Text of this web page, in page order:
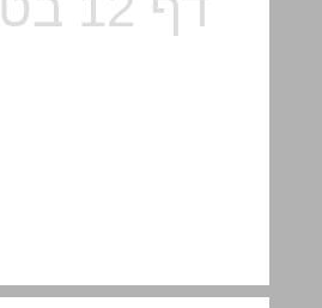
ב. יחס מצומצם ... 13